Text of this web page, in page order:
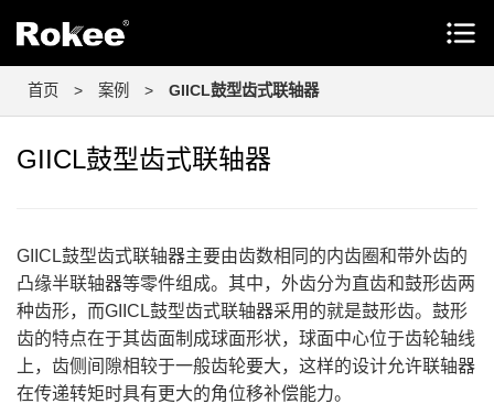
首页 > 案例 > GIICL鼓型齿式联轴器
GIICL鼓型齿式联轴器
GIICL鼓型齿式联轴器主要由齿数相同的内齿圈和带外齿的
凸缘半联轴器等零件组成。其中，外齿分为直齿和鼓形齿两
种齿形，而GIICL鼓型齿式联轴器采用的就是鼓形齿。鼓形
齿的特点在于其齿面制成球面形状，球面中心位于齿轮轴线
上，齿侧间隙相较于一般齿轮要大，这样的设计允许联轴器
在传递转矩时具有更大的角位移补偿能力。